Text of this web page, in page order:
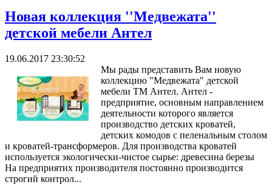
Новая коллекция ''Медвежата''
детской мебели Антел
19.06.2017 23:30:52
Мы рады представить Вам новую
коллекцию "Медвежата" детской
мебели ТМ Антел. Антел -
предприятие, основным направлением
деятельности которого является
производство детских кроватей,
детских комодов с пеленальным столом
и кроватей-трансформеров. Для производства кроватей
используется экологически-чистое сырье: древесина березы
На предприятих производителя постоянно производится
строгий контрол...